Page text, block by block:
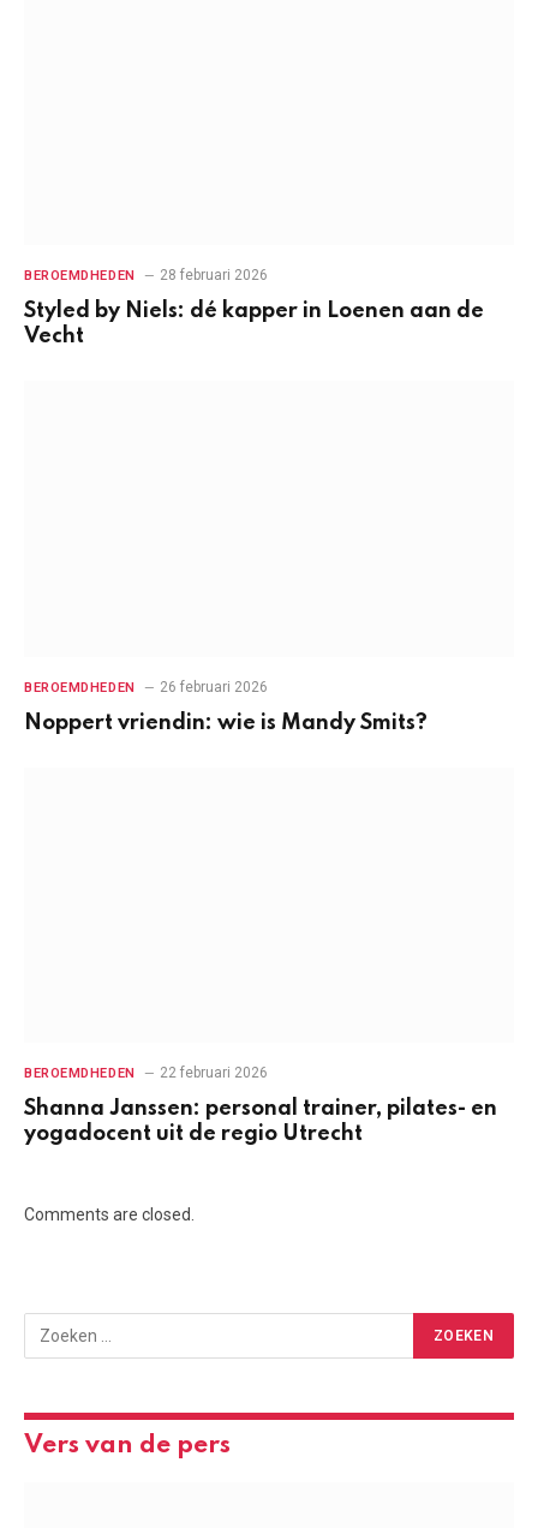
BEROEMDHEDEN 28 februari 2026
Styled by Niels: dé kapper in Loenen aan de
Vecht
BEROEMDHEDEN 26 februari 2026
Noppert vriendin: wie is Mandy Smits?
BEROEMDHEDEN 22 februari 2026
Shanna Janssen: personal trainer, pilates- en
yogadocent uit de regio Utrecht
Comments are closed.
Vers van de pers